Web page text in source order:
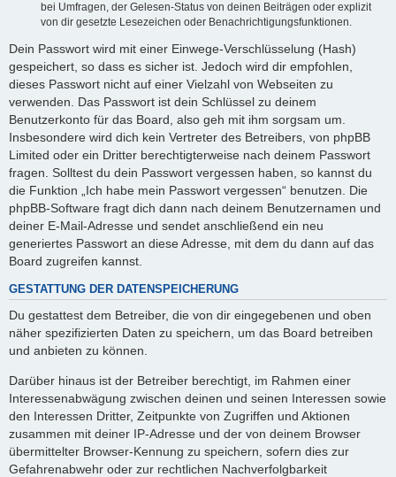
bei Umfragen, der Gelesen-Status von deinen Beiträgen oder explizit
von dir gesetzte Lesezeichen oder Benachrichtigungsfunktionen.
Dein Passwort wird mit einer Einwege-Verschlüsselung (Hash)
gespeichert, so dass es sicher ist. Jedoch wird dir empfohlen,
dieses Passwort nicht auf einer Vielzahl von Webseiten zu
verwenden. Das Passwort ist dein Schlüssel zu deinem
Benutzerkonto für das Board, also geh mit ihm sorgsam um.
Insbesondere wird dich kein Vertreter des Betreibers, von phpBB
Limited oder ein Dritter berechtigterweise nach deinem Passwort
fragen. Solltest du dein Passwort vergessen haben, so kannst du
die Funktion „Ich habe mein Passwort vergessen“ benutzen. Die
phpBB-Software fragt dich dann nach deinem Benutzernamen und
deiner E-Mail-Adresse und sendet anschließend ein neu
generiertes Passwort an diese Adresse, mit dem du dann auf das
Board zugreifen kannst.
GESTATTUNG DER DATENSPEICHERUNG
Du gestattest dem Betreiber, die von dir eingegebenen und oben
näher spezifizierten Daten zu speichern, um das Board betreiben
und anbieten zu können.
Darüber hinaus ist der Betreiber berechtigt, im Rahmen einer
Interessenabwägung zwischen deinen und seinen Interessen sowie
den Interessen Dritter, Zeitpunkte von Zugriffen und Aktionen
zusammen mit deiner IP-Adresse und der von deinem Browser
übermittelter Browser-Kennung zu speichern, sofern dies zur
Gefahrenabwehr oder zur rechtlichen Nachverfolgbarkeit